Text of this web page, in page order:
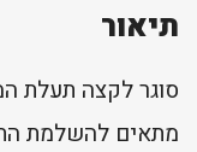
תיאור
סוגר לקצה תעלת
מתאים להשלמת